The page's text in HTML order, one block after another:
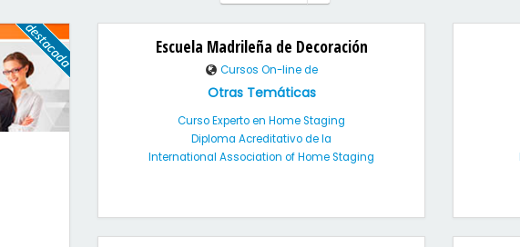
Escuela Madrileña de Decoración
Cursos On-line de
Otras Temáticas
Curso Experto en Home Staging
Diploma Acreditativo de la
International Association of Home Staging